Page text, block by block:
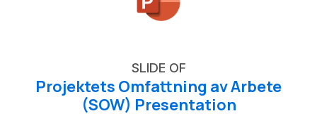
SLIDE OF
Projektets Omfattning av Arbete
(SOW) Presentation